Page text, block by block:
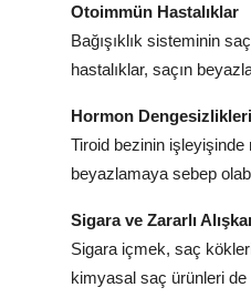
Otoimmün Hastalıklar
Bağışıklık sisteminin
hastalıklar, saçın
Hormon Dengesizlikleri
Tiroid bezinin
beyazlamaya sebep
Sigara ve Zararlı
Sigara içmek, saç
kimyasal saç ürünleri de